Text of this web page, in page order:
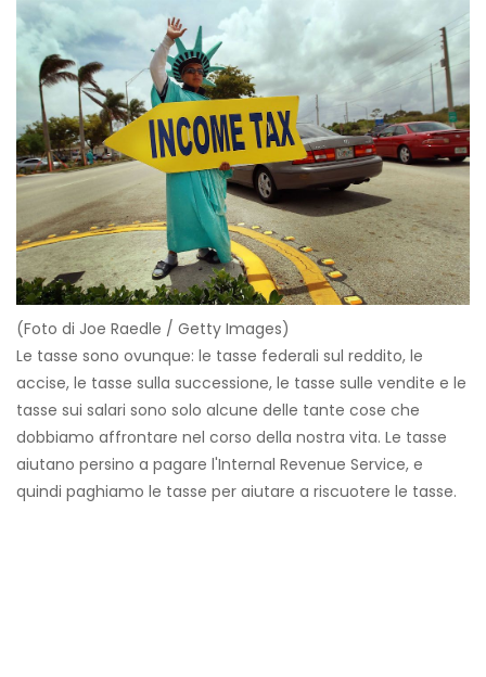
(Foto di Joe Raedle / Getty Images)
Le tasse sono ovunque: le tasse federali sul reddito, le
accise, le tasse sulla successione, le tasse sulle vendite e le
tasse sui salari sono solo alcune delle tante cose che
dobbiamo affrontare nel corso della nostra vita. Le tasse
aiutano persino a pagare l'Internal Revenue Service, e
quindi paghiamo le tasse per aiutare a riscuotere le tasse.